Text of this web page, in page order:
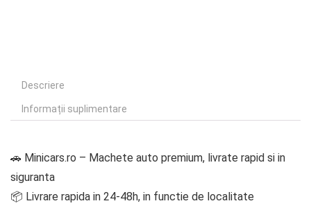
Descriere
Informații suplimentare
🚗 Minicars.ro – Machete auto premium, livrate rapid si in
siguranta
📦 Livrare rapida in 24-48h, in functie de localitate